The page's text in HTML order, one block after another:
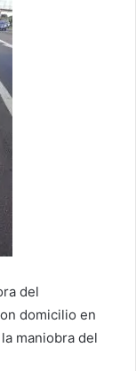
del
domicilio en
maniobra del